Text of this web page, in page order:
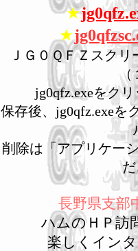
★
★
ＪＧ０ＱＦＺスク
jg0qfz.exeをク
保存後、jg0qfz.exeを
削除は「アプリケー
長野県支部
ハムのＨＰ訪
楽しくイン